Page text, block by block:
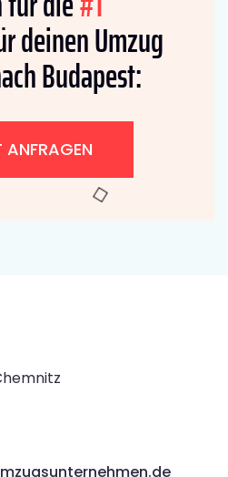
deinen Umzug
Budapest:
ANFRAGEN